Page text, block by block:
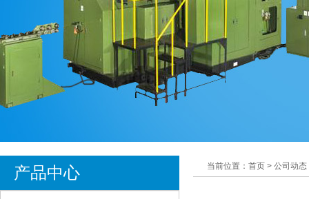
产品中心 当前位置：首页 > 公司动态